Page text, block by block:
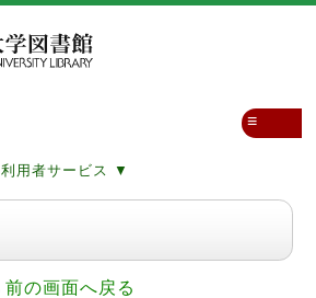
利用者サービス ▼
≡
前の画面へ戻る